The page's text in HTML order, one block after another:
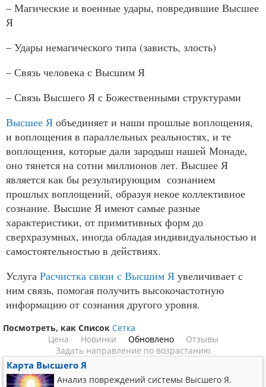
– Магические и военные удары, повредившие Высшее
Я
– Удары немагического типа (зависть, злость)
– Связь человека с Высшим Я
– Связь Высшего Я с Божественными структурами
Высшее Я объединяет и наши прошлые воплощения,
и воплощения в параллельных реальностях, и те
воплощения, которые дали зародыш нашей Монаде,
оно тянется на сотни миллионов лет. Высшее Я
является как бы результирующим сознанием
прошлых воплощений, образуя некое коллективное
сознание. Высшие Я имеют самые разные
характеристики, от примитивных форм до
сверхразумных, иногда обладая индивидуальностью и
самостоятельностью в действиях.
Услуга Расчистка связи с Высшим Я увеличивает с
ним связь, помогая получить высокочастотную
информацию от сознания другого уровня.
Посмотреть, как Список Сетка
Цена
Новинки Обновлено
Отзывы
Задать направление по возрастанию
Карта Высшего Я
Анализ повреждений системы Высшего Я.